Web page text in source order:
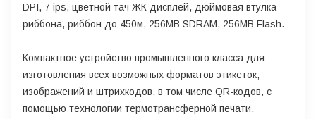
DPI, 7 ips, цветной тач ЖК дисплей, дюймовая втулка
риббона, риббон до 450м, 256MB SDRAM, 256MB Flash.
Компактное устройство промышленного класса для
изготовления всех возможных форматов этикеток,
изображений и штрихкодов, в том числе QR-кодов, с
помощью технологии термотрансферной печати.